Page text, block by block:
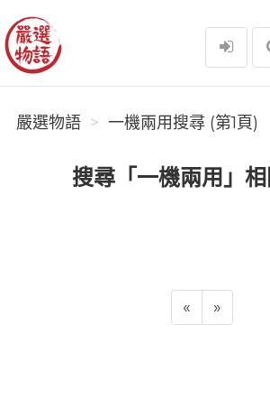
嚴選物語
嚴選物語 一機兩用搜尋 (第1頁)
搜尋「一機兩用」
« »